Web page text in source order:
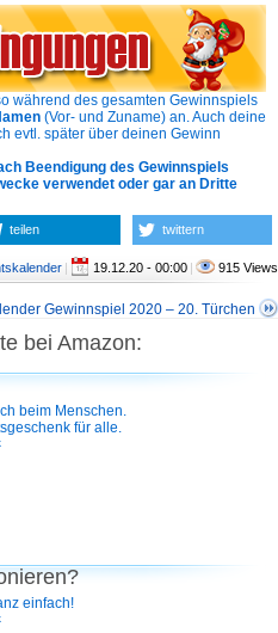
während des gesamten Gewinnspiels
(Vor- und Zuname) an. Auch deine
evtl. später über deinen Gewinn
Beendigung des Gewinnspiels
verwendet oder gar an Dritte
teilen twittern
| 19.12.20 - 00:00 | 915 Views
Gewinnspiel 2020 – 20. Türchen
bei Amazon:
beim Menschen.
für alle.
einfach!